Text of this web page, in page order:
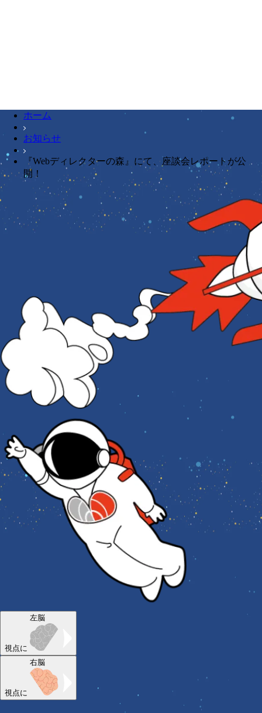
ホーム
お知らせ
『Webディレクターの森』にて、座談会レポートが公
開！
左脳
視点に
右脳
視点に